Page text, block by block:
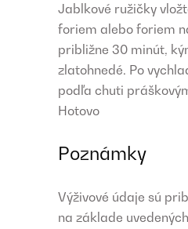
Jablkové ružičky
foriem alebo foriem
približne 30 minút,
zlatohnedé. Po
podľa chuti
Hotovo
Poznámky
Výživové údaje sú
na základe